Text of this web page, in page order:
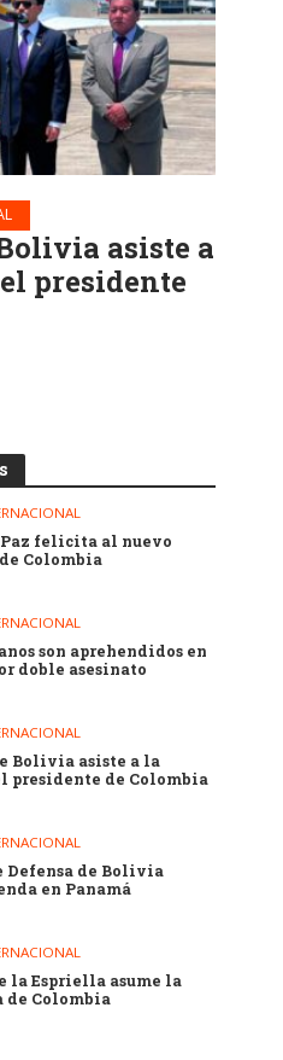
asiste a
presidente
felicita al nuevo
Colombia
son aprehendidos en
doble asesinato
Bolivia asiste a la
presidente de Colombia
Defensa de Bolivia
en Panamá
la Espriella asume la
de Colombia